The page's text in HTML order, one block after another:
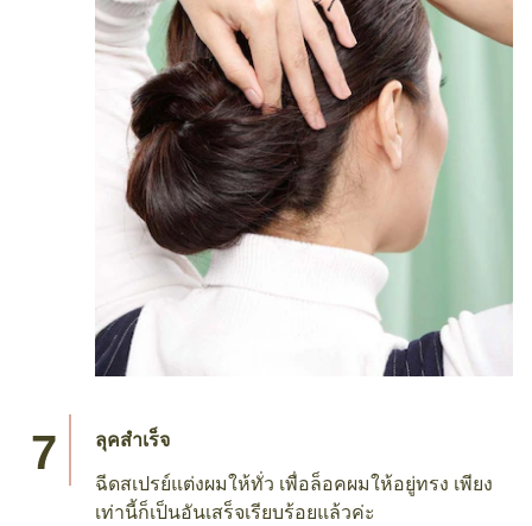
ลุคสำเร็จ
ฉีดสเปรย์แต่งผมให้ทั่ว เพื่อล็อคผมให้อยู่ทรง เพียง
เท่านี้ก็เป็นอันเสร็จเรียบร้อยแล้วค่ะ